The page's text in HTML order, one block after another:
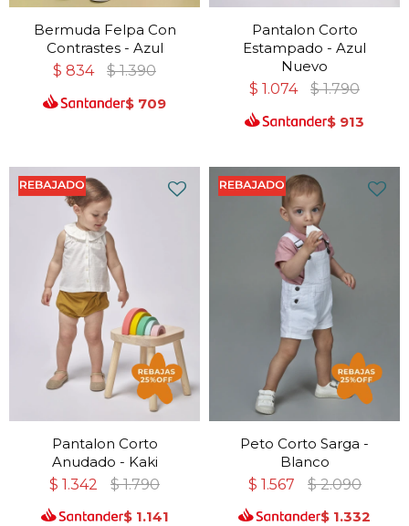
Bermuda Felpa Con
Contrastes - Azul
$ 834 $ 1.390
$ 709
Pantalon Corto
Estampado - Azul
Nuevo
$ 1.074 $ 1.790
$ 913
Pantalon Corto
Anudado - Kaki
$ 1.342 $ 1.790
$ 1.141
Peto Corto Sarga -
Blanco
$ 1.567 $ 2.090
$ 1.332